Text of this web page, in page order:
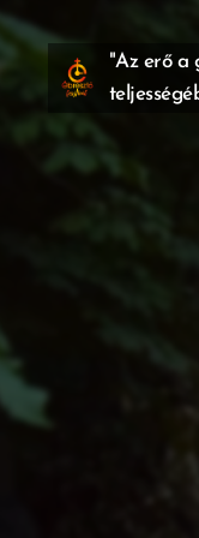
"Az erő a